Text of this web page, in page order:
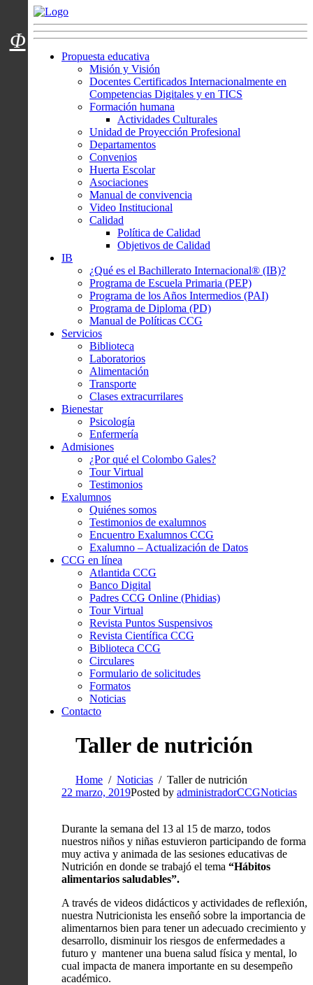
Menú usuarios
Propuesta educativa
Misión y Visión
Docentes Certificados Internacionalmente en
Competencias Digitales y en TICS
Formación humana
Actividades Culturales
Unidad de Proyección Profesional
Departamentos
Convenios
Huerta Escolar
Asociaciones
Manual de convivencia
Video Institucional
Calidad
Política de Calidad
Objetivos de Calidad
IB
¿Qué es el Bachillerato Internacional® (IB)?
Programa de Escuela Primaria (PEP)
Programa de los Años Intermedios (PAI)
Programa de Diploma (PD)
Manual de Políticas CCG
Servicios
Biblioteca
Laboratorios
Alimentación
Transporte
Clases extracurrilares
Bienestar
Psicología
Enfermería
Admisiones
¿Por qué el Colombo Gales?
Tour Virtual
Testimonios
Exalumnos
Quiénes somos
Testimonios de exalumnos
Encuentro Exalumnos CCG
Exalumno – Actualización de Datos
CCG en línea
Atlantida CCG
Banco Digital
Padres CCG Online (Phidias)
Tour Virtual
Revista Puntos Suspensivos
Revista Científica CCG
Biblioteca CCG
Circulares
Formulario de solicitudes
Formatos
Noticias
Contacto
Taller de nutrición
Home Noticias
Taller de nutrición
22 marzo, 2019Posted by administradorCCGNoticias
Durante la semana del 13 al 15 de marzo, todos
nuestros niños y niñas estuvieron participando de forma
muy activa y animada de las sesiones educativas de
Nutrición en donde se trabajó el tema “Hábitos
alimentarios saludables”.
A través de videos didácticos y actividades de reflexión,
nuestra Nutricionista les enseñó sobre la importancia de
alimentarnos bien para tener un adecuado crecimiento y
desarrollo, disminuir los riesgos de enfermedades a
futuro y mantener una buena salud física y mental, lo
cual impacta de manera importante en su desempeño
académico.
Φ